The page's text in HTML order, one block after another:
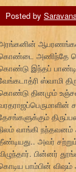
Posted by
அணிந்தே
இந்தப்
ஸ்வாமி
தினமும்
வாங்கி நந்தவனம்
அவர்
பின்னர்
பாம்பின்